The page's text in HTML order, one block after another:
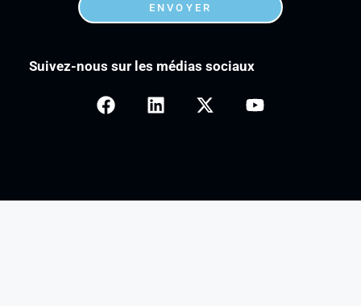
ENVOYER
Suivez-nous sur les médias sociaux